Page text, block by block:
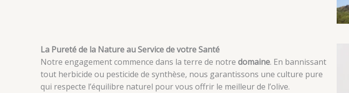
La Pureté de la Nature au Service de votre Santé
Notre engagement commence dans la terre de notre domaine. En bannissant
tout herbicide ou pesticide de synthèse, nous garantissons une culture pure
qui respecte l’équilibre naturel pour vous offrir le meilleur de l’olive.